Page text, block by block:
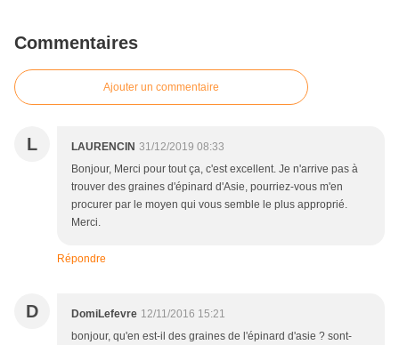
Commentaires
Ajouter un commentaire
L LAURENCIN 31/12/2019 08:33
Bonjour, Merci pour tout ça, c'est excellent. Je n'arrive pas à
trouver des graines d'épinard d'Asie, pourriez-vous m'en
procurer par le moyen qui vous semble le plus approprié.
Merci.
Répondre
D DomiLefevre 12/11/2016 15:21
bonjour, qu'en est-il des graines de l'épinard d'asie ? sont-